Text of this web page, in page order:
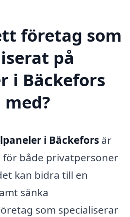
företag som
på
i Bäckefors
i Bäckefors är
både privatpersoner
kan bidra till en
sänka
som specialiserar